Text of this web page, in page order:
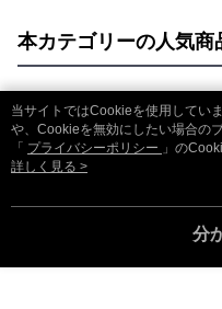
本カテゴリーの人気商
人気タグ
当サイトではCookieを使用してい
や、Cookieを無効にしたい場合の
「 プライバシーポリシー 」の
が、当サイトを引き続き使用され
詳しく見る >
分